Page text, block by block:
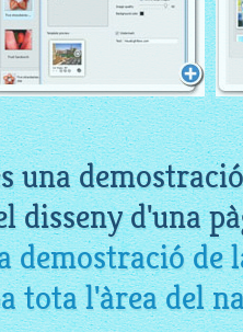
una
disseny d'una
demostració de
tota l'àrea del